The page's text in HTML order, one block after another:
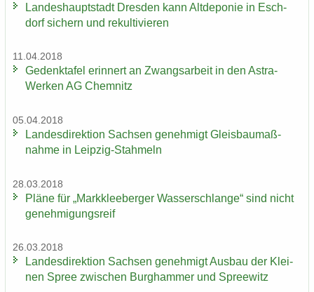
Lan­des­haupt­stadt Dres­den kann Alt­de­po­nie in Esch­
dorf si­chern und re­kul­ti­vie­ren
11.04.2018
Ge­denk­ta­fel er­in­nert an Zwangs­ar­beit in den Astra-​
Werken AG Chem­nitz
05.04.2018
Lan­des­di­rek­ti­on Sach­sen ge­neh­migt Gleis­bau­maß­
nah­me in Leipzig-​Stahmeln
28.03.2018
Pläne für „Mark­klee­ber­ger Was­ser­schlan­ge“ sind nicht
ge­neh­mi­gungs­reif
26.03.2018
Lan­des­di­rek­ti­on Sach­sen ge­neh­migt Aus­bau der Klei­
nen Spree zwi­schen Burg­ham­mer und Spree­witz